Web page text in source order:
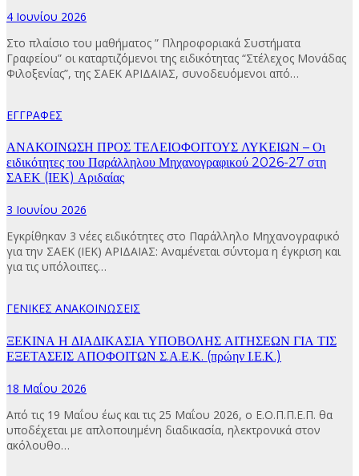
4 Ιουνίου 2026
Στο πλαίσιο του μαθήματος ” Πληροφοριακά Συστήματα
Γραφείου” οι καταρτιζόμενοι της ειδικότητας “Στέλεχος Μονάδας
Φιλοξενίας”, της ΣΑΕΚ ΑΡΙΔΑΙΑΣ, συνοδευόμενοι από…
ΕΓΓΡΑΦΕΣ
ΑΝΑΚΟΙΝΩΣΗ ΠΡΟΣ ΤΕΛΕΙΟΦΟΙΤΟΥΣ ΛΥΚΕΙΩΝ – Οι
ειδικότητες του Παράλληλου Μηχανογραφικού 2026-27 στη
ΣΑΕΚ (ΙΕΚ) Αριδαίας
3 Ιουνίου 2026
Εγκρίθηκαν 3 νέες ειδικότητες στο Παράλληλο Μηχανογραφικό
για την ΣΑΕΚ (ΙΕΚ) ΑΡΙΔΑΙΑΣ: Αναμένεται σύντομα η έγκριση και
για τις υπόλοιπες…
ΓΕΝΙΚΕΣ ΑΝΑΚΟΙΝΩΣΕΙΣ
ΞΕΚΙΝΑ Η ΔΙΑΔΙΚΑΣΙΑ ΥΠΟΒΟΛΗΣ ΑΙΤΗΣΕΩΝ ΓΙΑ ΤΙΣ
ΕΞΕΤΑΣΕΙΣ ΑΠΟΦΟΙΤΩΝ Σ.Α.Ε.Κ. (πρώην Ι.Ε.Κ.)
18 Μαΐου 2026
Από τις 19 Μαΐου έως και τις 25 Μαΐου 2026, ο Ε.Ο.Π.Π.Ε.Π. θα
υποδέχεται με απλοποιημένη διαδικασία, ηλεκτρονικά στον
ακόλουθο…